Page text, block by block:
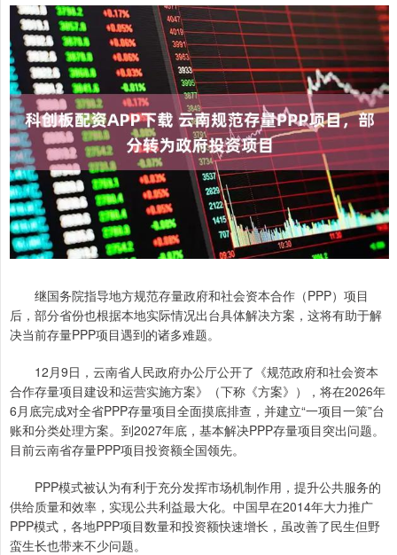
继国务院指导地方规范存量政府和社会资本合作（PPP）项目
后，部分省份也根据本地实际情况出台具体解决方案，这将有助于解
决当前存量PPP项目遇到的诸多难题。
12月9日，云南省人民政府办公厅公开了《规范政府和社会资本
合作存量项目建设和运营实施方案》（下称《方案》），将在2026年
6月底完成对全省PPP存量项目全面摸底排查，并建立“一项目一策”台
账和分类处理方案。到2027年底，基本解决PPP存量项目突出问题。
目前云南省存量PPP项目投资额全国领先。
PPP模式被认为有利于充分发挥市场机制作用，提升公共服务的
供给质量和效率，实现公共利益最大化。中国早在2014年大力推广
PPP模式，各地PPP项目数量和投资额快速增长，虽改善了民生但野
蛮生长也带来不少问题。